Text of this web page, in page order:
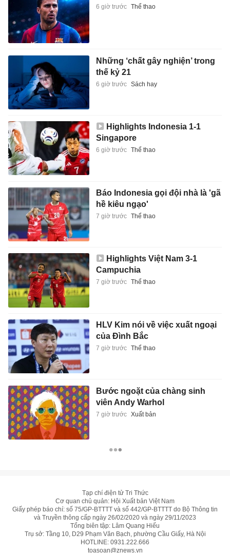
6 giờ trước Thể thao
Những ‘chất gây nghiện’ trong
thế kỷ 21
6 giờ trước Sách hay
Highlights Indonesia 1-1
Singapore
6 giờ trước Thể thao
Báo Indonesia gọi đội nhà là 'gã
hề kiêu ngạo'
7 giờ trước Thể thao
Highlights Việt Nam 3-1
Campuchia
7 giờ trước Thể thao
HLV Kim nói về việc xuất ngoại
của Đình Bắc
7 giờ trước Thể thao
Bước ngoặt của chàng sinh
viên Andy Warhol
7 giờ trước Xuất bản
Tạp chí điện tử Tri Thức
Cơ quan chủ quản: Hội Xuất bản Việt Nam
Giấy phép báo chí: số 75/GP-BTTTT và số 442/GP-BTTTT do Bộ Thông tin
và Truyền thông cấp ngày 26/02/2020 và ngày 29/11/2023
Tổng biên tập: Lâm Quang Hiếu
Trụ sở: Tầng 10, D29 Phạm Văn Bạch, phường Cầu Giấy, Hà Nội
HOTLINE: 0931.222.666
toasoan@znews.vn